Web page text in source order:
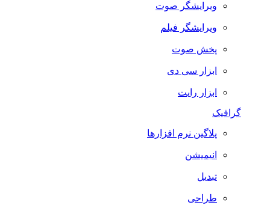
ویرایشگر صوت
ویرایشگر فیلم
پخش صوت
ابزار سی دی
ابزار رایت
گرافیک
پلاگین نرم افزارها
انیمیشن
تبدیل
طراحی